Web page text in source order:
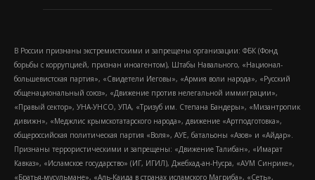
В России признаны экстремистскими и запрещены организации: ФБК (Фонд
борьбы с коррупцией, признан иноагентом), Штабы Навального, «Национал-
большевистская партия», «Свидетели Иеговы», «Армия воли народа», «Русский
общенациональный союз», «Движение против нелегальной иммиграции»,
«Правый сектор», УНА-УНСО, УПА, «Тризуб им. Степана Бандеры», «Мизантропик
дивижн», «Меджлис крымскотатарского народа», движение «Артподготовка»,
общероссийская политическая партия «Воля», АУЕ, батальоны «Азов» и «Айдар».
Признаны террористическими и запрещены: «Движение Талибан», «Имарат
Кавказ», «Исламское государство» (ИГ, ИГИЛ), Джебхад-ан-Нусра, «АУМ Синрике»,
«Братья-мусульмане», «Аль-Каида в странах исламского Магриба», «Сеть»,